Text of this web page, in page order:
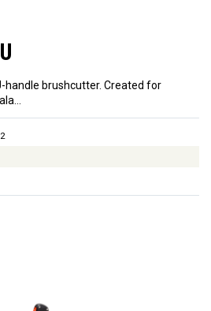
handle brushcutter. Created for